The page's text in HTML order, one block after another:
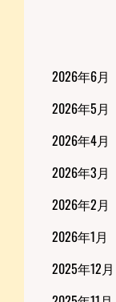
2026年6月
2026年5月
2026年4月
2026年3月
2026年2月
2026年1月
2025年12月